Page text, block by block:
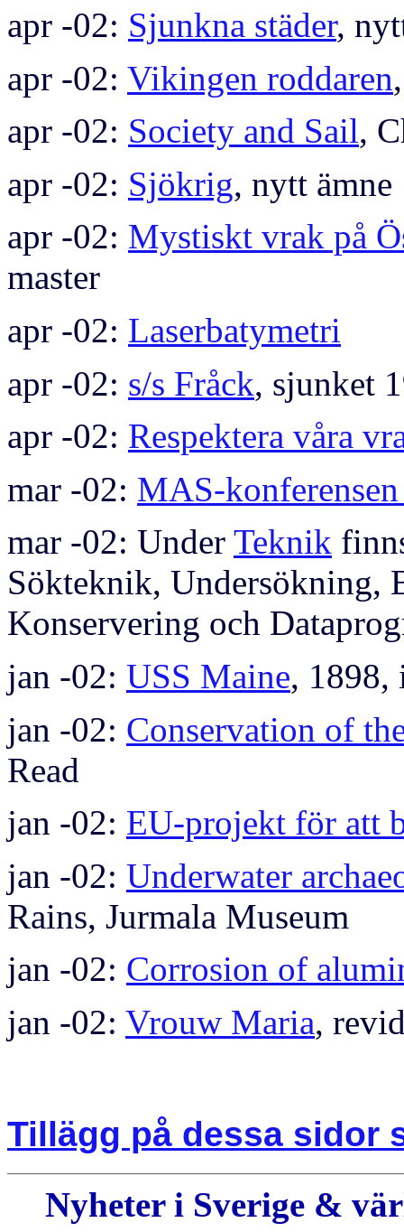
apr -02: Sjunkna städer,
apr -02: Vikingen roddaren
apr -02: Society and Sail,
apr -02: Sjökrig, nytt ämne
apr -02: Mystiskt vrak på
master
apr -02: Laserbatymetri
apr -02: s/s Fråck, sjunket
apr -02: Respektera våra
mar -02: MAS-
mar -02: Under Teknik
Sökteknik, Undersökning,
Konservering och
jan -02: USS Maine, 1898,
jan -02: Conservation of
Read
jan -02: EU-projekt för att
jan -02: Underwater
Rains, Jurmala Museum
jan -02: Corrosion of
jan -02: Vrouw Maria,
Tillägg på dessa sidor
Nyheter i Sverige &